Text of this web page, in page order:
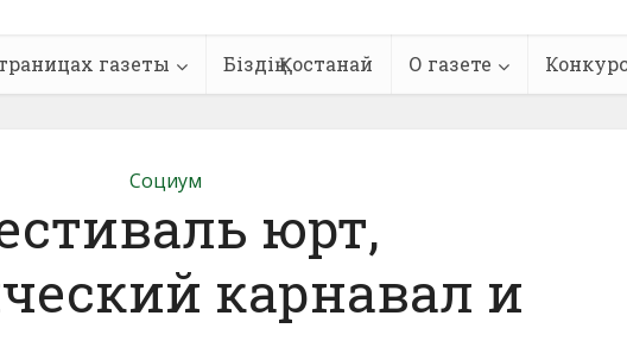
газеты Біздің Қостанай О газете
Социум
юрт,
карнавал и